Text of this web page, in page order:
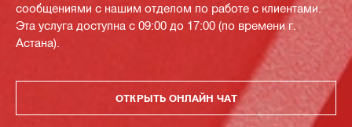
сообщениями с нашим отделом по работе с клиентами.
Эта услуга доступна с 09:00 до 17:00 (по времени г.
Астана).
ОТКРЫТЬ ОНЛАЙН ЧАТ